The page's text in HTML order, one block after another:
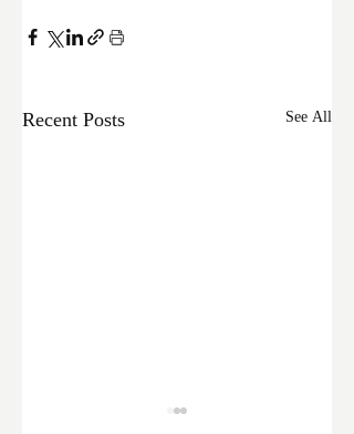
Recent Posts See All